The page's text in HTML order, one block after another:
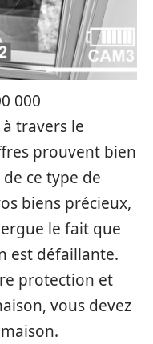
000
travers le
prouvent bien
de ce type de
biens précieux,
le fait que
est défaillante.
protection et
vous devez